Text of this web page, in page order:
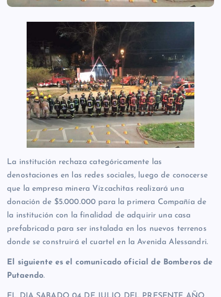
La institución rechaza categóricamente las
denostaciones en las redes sociales, luego de conocerse
que la empresa minera Vizcachitas realizará una
donación de $5.000.000 para la primera Compañía de
la institución con la finalidad de adquirir una casa
prefabricada para ser instalada en los nuevos terrenos
donde se construirá el cuartel en la Avenida Alessandri.
El siguiente es el comunicado oficial de Bomberos de
Putaendo.